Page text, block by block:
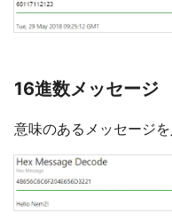
16進数メッセージ
意味のあるメッセージ